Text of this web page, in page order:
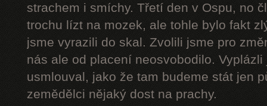
strachem i smíchy. Třetí den v Ospu, no
trochu lízt na mozek, ale tohle bylo fakt
jsme vyrazili do skal. Zvolili jsme pro
nás ale od placení neosvobodilo.
usmlouval, jako že tam budeme stát jen
zemědělci nějaký dost na prachy.